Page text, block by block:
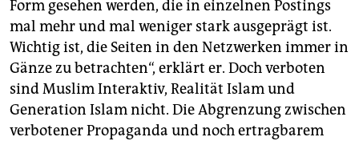
Form gesehen werden, die in einzelnen Postings
mal mehr und mal weniger stark ausgeprägt ist.
Wichtig ist, die Seiten in den Netzwerken immer in
Gänze zu betrachten“, erklärt er. Doch verboten
sind Muslim Interaktiv, Realität Islam und
Generation Islam nicht. Die Abgrenzung zwischen
verbotener Propaganda und noch ertragbarem